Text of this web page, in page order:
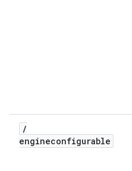
/
engineconfigurable